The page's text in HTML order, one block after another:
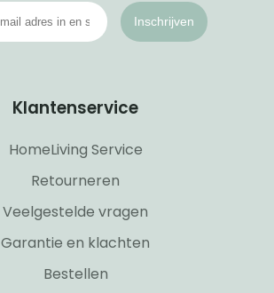
Inschrijven
Klantenservice
HomeLiving Service
Retourneren
Veelgestelde vragen
Garantie en klachten
Bestellen